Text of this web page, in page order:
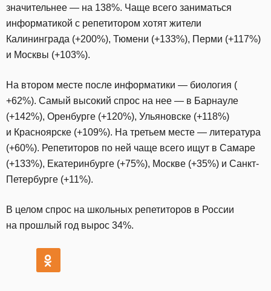
значительнее — на 138%. Чаще всего заниматься
информатикой с репетитором хотят жители
Калининграда (+200%), Тюмени (+133%), Перми (+117%)
и Москвы (+103%).
На втором месте после информатики — биология (
+62%). Самый высокий спрос на нее — в Барнауле
(+142%), Оренбурге (+120%), Ульяновске (+118%)
и Красноярске (+109%). На третьем месте — литература
(+60%). Репетиторов по ней чаще всего ищут в Самаре
(+133%), Екатеринбурге (+75%), Москве (+35%) и Санкт-
Петербурге (+11%).
В целом спрос на школьных репетиторов в России
на прошлый год вырос 34%.